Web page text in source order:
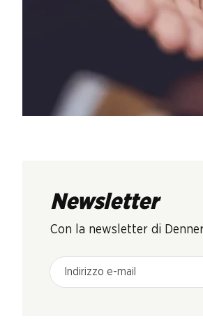
Newsletter
Con la newsletter di
Indirizzo e-mail